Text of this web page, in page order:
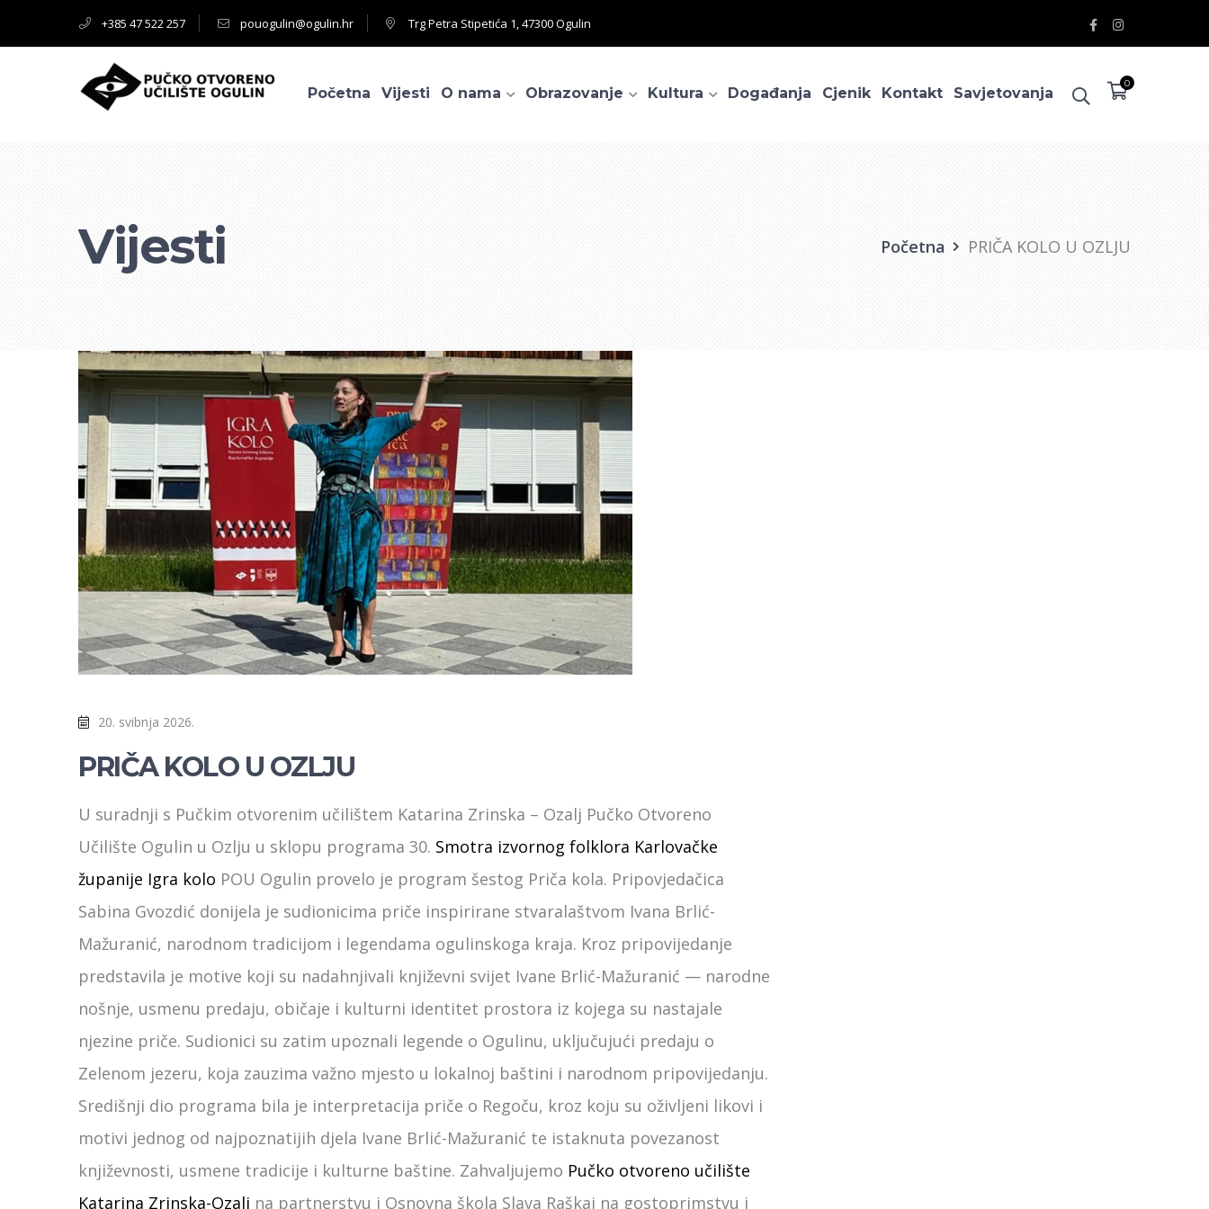
+385 47 522 257 pouogulin@ogulin.hr Trg Petra Stipetića 1, 47300 Ogulin
Facebook
Profile
Instagram
Profile
0
Početna Vijesti O nama Obrazovanje Kultura Događanja Cjenik Kontakt Savjetovanja
Vijesti Početna PRIČA KOLO U OZLJU
20. svibnja 2026.
PRIČA KOLO U OZLJU
U suradnji s Pučkim otvorenim učilištem Katarina Zrinska – Ozalj Pučko Otvoreno
Učilište Ogulin u Ozlju u sklopu programa 30. Smotra izvornog folklora Karlovačke
županije Igra kolo POU Ogulin provelo je program šestog Priča kola. Pripovjedačica
Sabina Gvozdić donijela je sudionicima priče inspirirane stvaralaštvom Ivana Brlić-
Mažuranić, narodnom tradicijom i legendama ogulinskoga kraja. Kroz pripovijedanje
predstavila je motive koji su nadahnjivali književni svijet Ivane Brlić-Mažuranić — narodne
nošnje, usmenu predaju, običaje i kulturni identitet prostora iz kojega su nastajale
njezine priče. Sudionici su zatim upoznali legende o Ogulinu, uključujući predaju o
Zelenom jezeru, koja zauzima važno mjesto u lokalnoj baštini i narodnom pripovijedanju.
Središnji dio programa bila je interpretacija priče o Regoču, kroz koju su oživljeni likovi i
motivi jednog od najpoznatijih djela Ivane Brlić-Mažuranić te istaknuta povezanost
književnosti, usmene tradicije i kulturne baštine. Zahvaljujemo Pučko otvoreno učilište
Katarina Zrinska-Ozalj na partnerstvu i Osnovna škola Slava Raškaj na gostoprimstvu i